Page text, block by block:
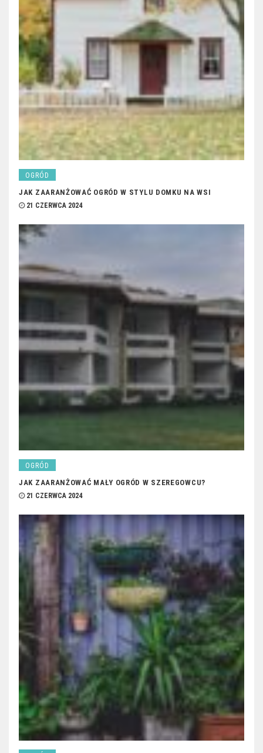
OGRÓD
JAK ZAARANŻOWAĆ OGRÓD W STYLU DOMKU NA WSI
21 CZERWCA 2024
OGRÓD
JAK ZAARANŻOWAĆ MAŁY OGRÓD W SZEREGOWCU?
21 CZERWCA 2024